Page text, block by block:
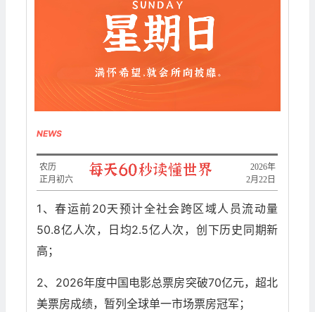
NEWS
​2026年
2月22日
农历
正月初六
1、春运前20天预计全社会跨区域人员流动量
50.8亿人次，日均2.5亿人次，创下历史同期新
高；
2、2026年度中国电影总票房突破70亿元，超北
美票房成绩，暂列全球单一市场票房冠军；